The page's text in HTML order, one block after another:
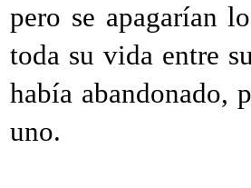
pero se apagarían
toda su vida entre
había abandonado,
uno.